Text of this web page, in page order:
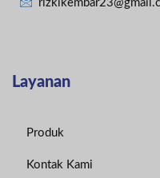
Layanan
Produk
Kontak Kami